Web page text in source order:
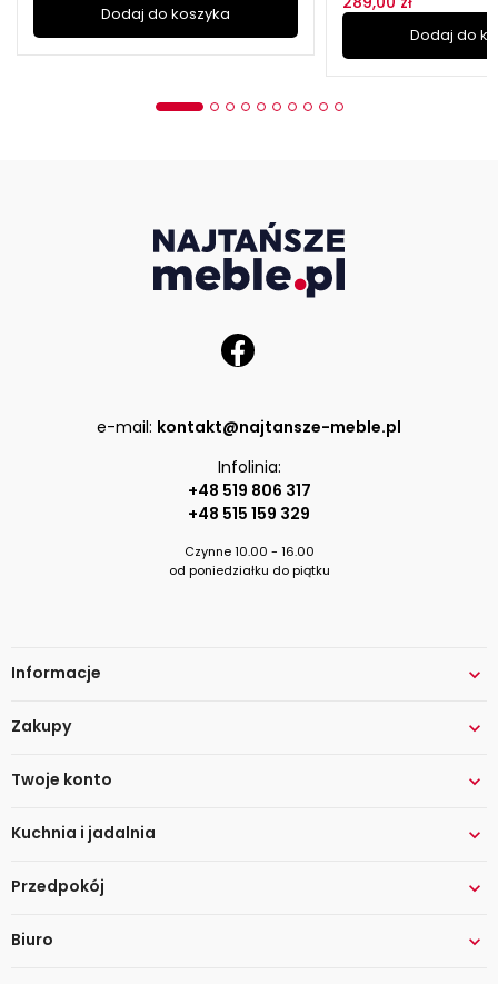
Dodaj do koszyka
Dodaj do
e-mail: kontakt@najtansze-meble.pl
Infolinia:
+48 519 806 317
+48 515 159 329
Czynne 10.00 - 16.00
od poniedziałku do piątku
Informacje 
Zakupy 
Twoje konto 
Kuchnia i jadalnia 
Przedpokój 
Biuro 